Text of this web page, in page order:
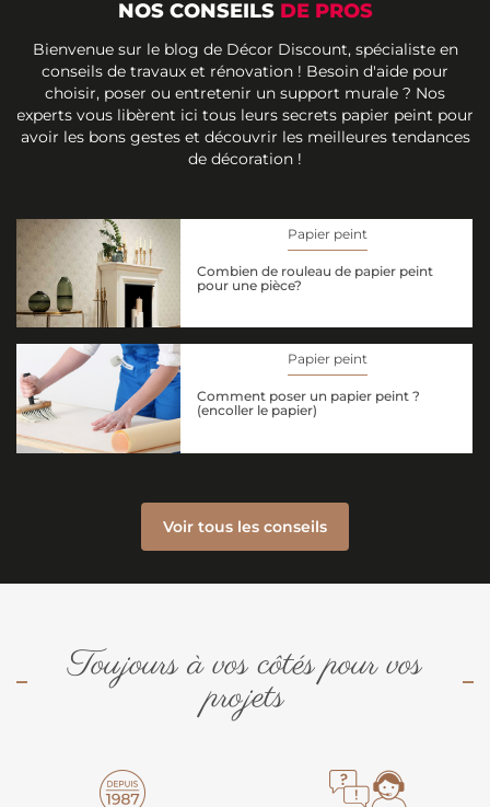
NOS CONSEILS DE PROS
Bienvenue sur le blog de Décor Discount, spécialiste en
conseils de travaux et rénovation ! Besoin d'aide pour
choisir, poser ou entretenir un support murale ? Nos
experts vous libèrent ici tous leurs secrets papier peint pour
avoir les bons gestes et découvrir les meilleures tendances
de décoration !
Papier peint
Combien de rouleau de papier peint
pour une pièce?
Papier peint
Comment poser un papier peint ?
(encoller le papier)
Voir tous les conseils
Toujours à vos côtés pour vos
projets